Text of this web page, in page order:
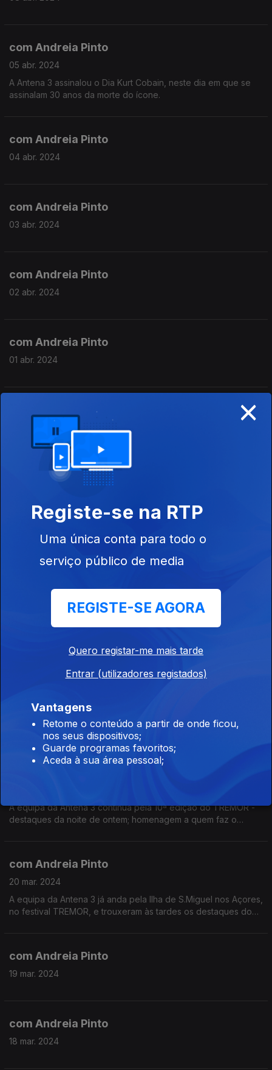
com Andreia Pinto
05 abr. 2024
A Antena 3 assinalou o Dia Kurt Cobain, neste dia em que se
assinalam 30 anos da morte do ícone.
com Andreia Pinto
04 abr. 2024
com Andreia Pinto
03 abr. 2024
com Andreia Pinto
02 abr. 2024
com Andreia Pinto
01 abr. 2024
com Andreia Pinto
28 mar. 2024
com Andreia Pinto
com Andreia Pinto
26 mar. 2024
com Andreia Pinto
25 mar. 2024
com Andreia Pinto
Reportagens TREMOR: voltamos ao TREMOR com os
destaques da noite de ontem e antecipação do dia de hoje.
Reportagem Sónar Lisboa: Teresa vieira conta-nos o que
podemos esperar dos próximos dias do festival.
A equipa da Antena 3 continua pela 10ª edição do TREMOR -
destaques da noite de ontem; homenagem a quem faz o
com Andreia Pinto
20 mar. 2024
A equipa da Antena 3 já anda pela Ilha de S.Miguel nos Açores,
no festival TREMOR, e trouxeram às tardes os destaques do
com Andreia Pinto
19 mar. 2024
com Andreia Pinto
18 mar. 2024
×
Registe-se na RTP
Uma única conta para todo o
serviço público de media
REGISTE-SE AGORA
Quero registar-me mais tarde
Entrar (utilizadores registados)
Vantagens
Retome o conteúdo a partir de onde ficou,
nos seus dispositivos;
Guarde programas favoritos;
Aceda à sua área pessoal;